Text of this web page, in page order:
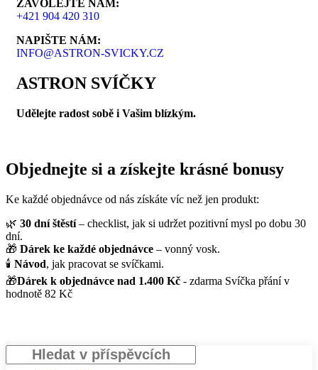
ZAVOLEJTE NÁM:
+421 904 420 310
NAPIŠTE NÁM:
INFO@ASTRON-SVICKY.CZ
ASTRON SVÍČKY
Udělejte radost sobě i Vašim blízkým.
Objednejte si a získejte krásné bonusy
Ke každé objednávce od nás získáte víc než jen produkt:
🌿 30 dní štěstí– checklist, jak si udržet pozitivní mysl po dobu 30
dní.
🎁 Dárek ke každé objednávce – vonný vosk.
🕯️ Návod, jak pracovat se svíčkami.
🎁Dárek k objednávce nad 1.400 Kč - zdarma Svíčka přání v
hodnotě 82 Kč
Hledat